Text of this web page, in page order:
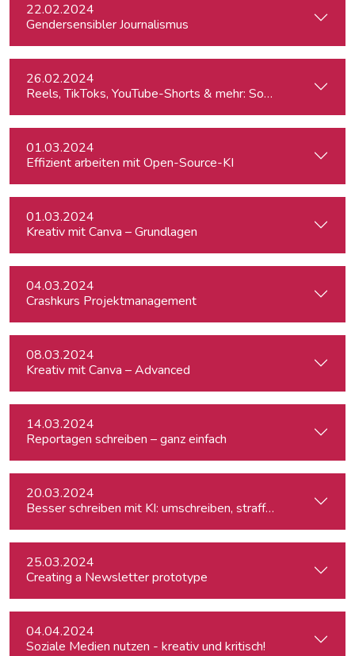
22.02.2024
Gendersensibler Journalismus
26.02.2024
Reels, TikToks, YouTube-Shorts & mehr: Social Media-
01.03.2024
Effizient arbeiten mit Open-Source-KI
01.03.2024
Kreativ mit Canva – Grundlagen
04.03.2024
Crashkurs Projektmanagement
08.03.2024
Kreativ mit Canva – Advanced
14.03.2024
Reportagen schreiben – ganz einfach
20.03.2024
Besser schreiben mit KI: umschreiben, straffen, redigieren
25.03.2024
Creating a Newsletter prototype
04.04.2024
Soziale Medien nutzen - kreativ und kritisch!